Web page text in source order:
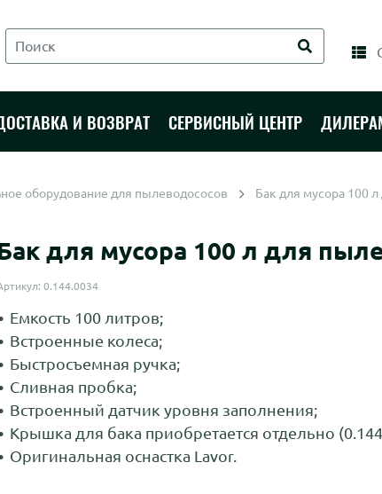
И ВОЗВРАТ СЕРВИСНЫЙ ЦЕНТР
оборудование для пылеводососов Бак для мусора 100
для мусора 100 л для
0.144.0034
Емкость 100 литров;
Встроенные колеса;
Быстросъемная ручка;
Сливная пробка;
Встроенный датчик уровня заполнения;
Крышка для бака приобретается отдельно
Оригинальная оснастка Lavor.